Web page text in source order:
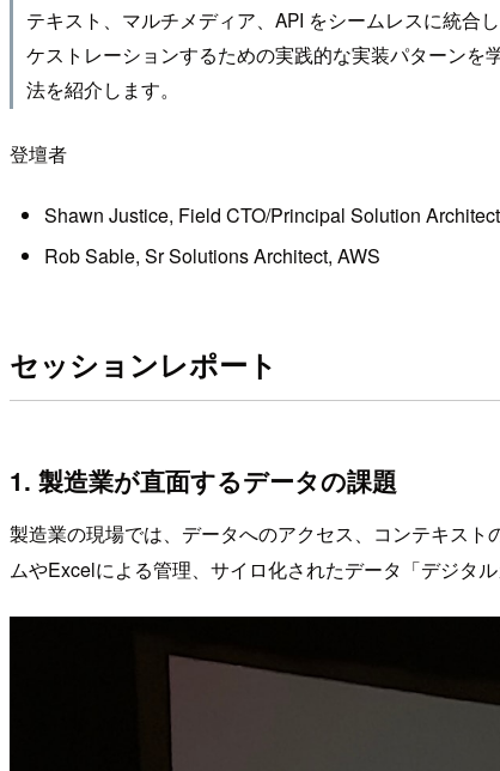
テキスト、マルチメディア、API をシームレスに統合
ケストレーションするための実践的な実装パターン
法を紹介します。
登壇者
Shawn Justice, Field CTO/Principal Solution
Rob Sable, Sr Solutions Architect, AWS
セッションレポート
1. 製造業が直面するデータの課題
製造業の現場では、データへのアクセス、コンテキス
ムやExcelによる管理、サイロ化されたデータ「デジタ